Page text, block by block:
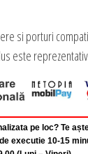
si porturi
este
pe loc? Te
executie 10-15